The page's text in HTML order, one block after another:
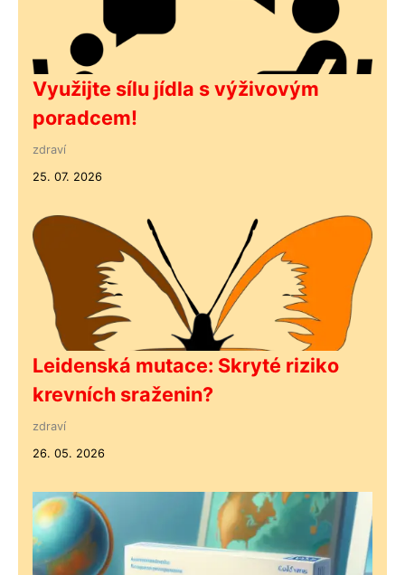
Využijte sílu jídla s výživovým
poradcem!
zdraví
25. 07. 2026
Leidenská mutace: Skryté riziko
krevních sraženin?
zdraví
26. 05. 2026